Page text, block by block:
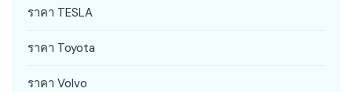
ราคา TESLA
ราคา Toyota
ราคา Volvo